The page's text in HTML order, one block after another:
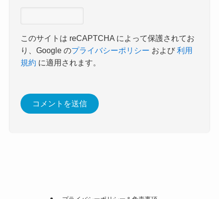
このサイトは reCAPTCHA によって保護されてお
り、Google のプライバシーポリシー および利用
規約 に適用されます。